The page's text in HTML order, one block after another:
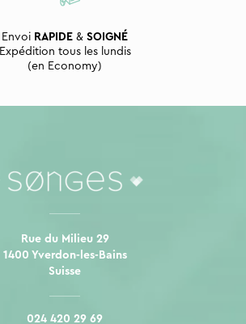
Envoi RAPIDE & SOIGNÉ
Expédition tous les lundis
(en Economy)
Rue du Milieu 29
1400 Yverdon-les-Bains
Suisse
024 420 29 69